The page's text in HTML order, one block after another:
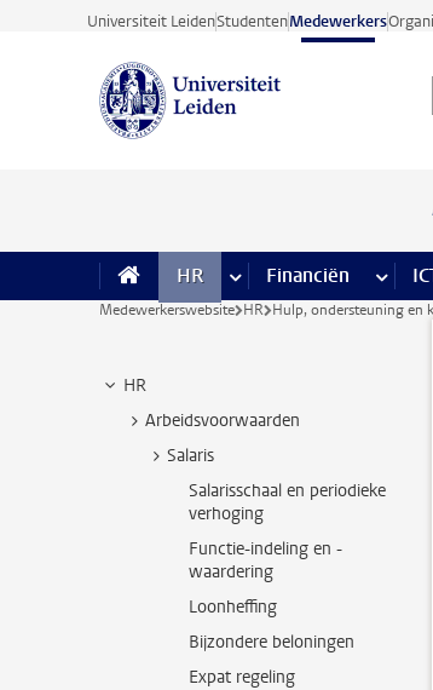
Ga direct naar de inhoud
Universiteit LeidenStudentenMedewerkers
HR meer HR pagina’s
Financiën meer
Medewerkerswebsite HR Hulp, ondersteuning en
HR
Arbeidsvoorwaarden
Salaris
Salarisschaal en periodieke
verhoging
Functie-indeling en -
waardering
Loonheffing
Bijzondere beloningen
Expat regeling